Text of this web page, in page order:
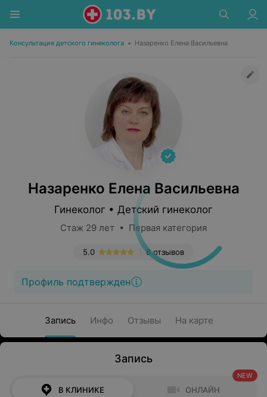
Консультация детского гинеколога • Назаренко Елена Васильевна
Назаренко Елена Васильевна
Гинеколог • Детский гинеколог
Стаж 29 лет • Первая категория
6 отзывов
5.0
Профиль подтвержден
Запись Инфо Отзывы На карте
Запись
В КЛИНИКЕ ОНЛАЙН
NEW